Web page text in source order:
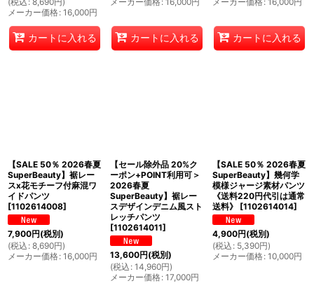
メーカー価格: 16,000円
カートに入れる カートに入れる カートに入れる
【SALE 50％ 2026春夏
SuperBeauty】裾レー
スx花モチーフ付麻混ワ
イドパンツ
[1102614008]
7,900円(税別)
(税込 : 8,690円)
メーカー価格: 16,000円
【セール除外品 20%ク
ーポン+POINT利用可＞
2026春夏
SuperBeauty】裾レー
スデザインデニム風スト
レッチパンツ
[1102614011]
13,600円(税別)
(税込 : 14,960円)
メーカー価格: 17,000円
【SALE 50％ 2026春夏
SuperBeauty】幾何学
模様ジャージ素材パンツ
《送料220円代引は通常
送料》
[1102614014]
4,900円(税別)
(税込 : 5,390円)
メーカー価格: 10,000円